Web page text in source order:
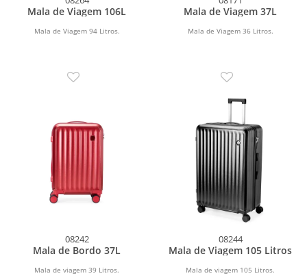
Mala de Viagem 106L
Mala de Viagem 94 Litros.
Mala de Viagem 37L
Mala de Viagem 36 Litros.
08242
Mala de Bordo 37L
Mala de viagem 39 Litros.
08244
Mala de Viagem 105 Litros
Mala de viagem 105 Litros.